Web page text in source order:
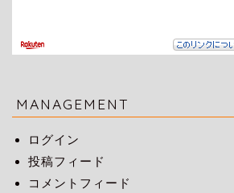
MANAGEMENT
ログイン
投稿フィード
コメントフィード